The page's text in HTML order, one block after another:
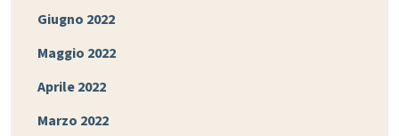
Giugno 2022
Maggio 2022
Aprile 2022
Marzo 2022